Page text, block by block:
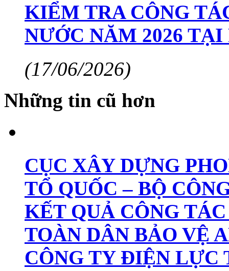
KIỂM TRA CÔNG
NƯỚC NĂM 2026
(17/06/2026)
Những tin cũ hơn
CỤC XÂY DỰNG
TỔ QUỐC – BỘ
KẾT QUẢ CÔNG
TOÀN DÂN BẢO VỆ
CÔNG TY ĐIỆN LỰC